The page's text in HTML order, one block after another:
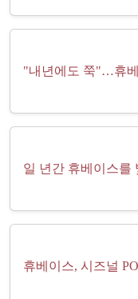
"내년에도 쭉"…휴베
일 년간 휴베이스를
휴베이스, 시즈널